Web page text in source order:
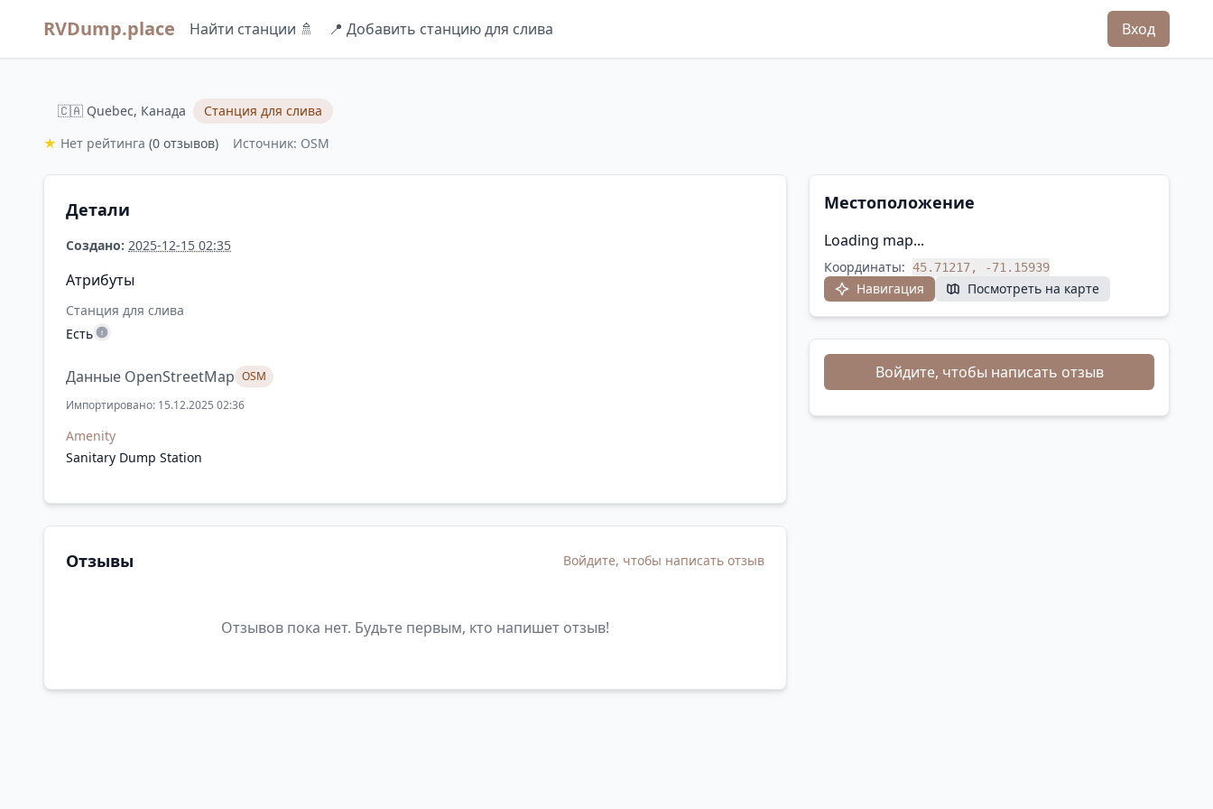
RVDump.place Найти станции 🚿 📍 Добавить станцию для слива Вход
🇨🇦 Quebec, Канада
Станция для слива
★ Нет рейтинга (0 отзывов) Источник: OSM
Детали
Создано: 2025-12-15 02:35
Атрибуты
Станция для слива
Есть
Данные OpenStreetMap OSM
Импортировано: 15.12.2025 02:36
Amenity
Sanitary Dump Station
Отзывы Войдите, чтобы написать отзыв
Отзывов пока нет. Будьте первым, кто напишет отзыв!
Местоположение
Loading map...
Координаты: 45.71217, -71.15939
Навигация Посмотреть на карте
Войдите, чтобы написать отзыв